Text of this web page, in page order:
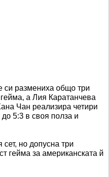
си размениха общо три
а Лия Каратанчева
Чан реализира четири
5:3 в своя полза и
но допусна три
гейма за американската й